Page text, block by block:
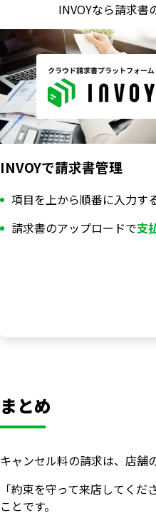
INVOYなら請求書
INVOYで請求書管理
項目を上から順番に入力す
請求書のアップロードで支
まとめ
キャンセル料の請求は、店舗
「約束を守って来店してく
ことです。